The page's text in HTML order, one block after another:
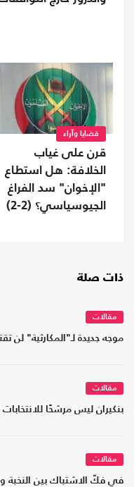
قضايا وآراء
قرن على غياب
الخلافة: هل استطاع
"الإخوان" سد الفراغ
الجيوسياسي؟ (2-2)
ذات صلة
مقالات
موجه جديدة لـ"المكارثية" لن
مقالات
بنكيران ليس مرشحًا للانتخابات
مقالات
في فكّ الاشتباك بين النخبة